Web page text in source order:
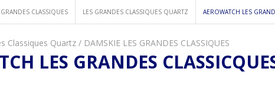
CLASSIQUES LES GRANDES CLASSIQUES QUARTZ AEROWATCH LES
Classiques Quartz / DAMSKIE LES GRANDES CLASSIQUES
LES GRANDES